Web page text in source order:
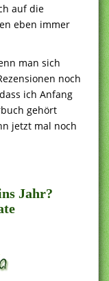
auf die
eben immer
man sich
noch
ich Anfang
gehört
jetzt mal noch
Jahr?